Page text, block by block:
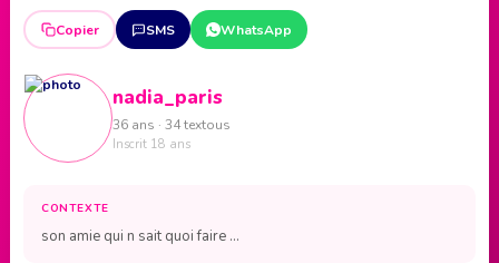
Copier SMS WhatsApp
nadia_paris
36 ans · 34 textous
Inscrit 18 ans
CONTEXTE
son amie qui n sait quoi faire ...